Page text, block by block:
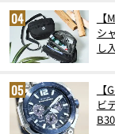
シ
し
ビ